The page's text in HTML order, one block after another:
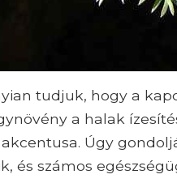
tudjuk, hogy a
a halak
Úgy
és számos